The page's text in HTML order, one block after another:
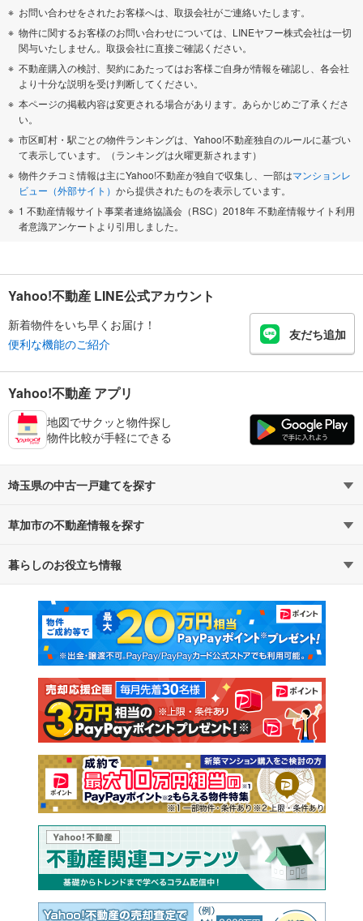
お問い合わせをされたお客様へは、取扱会社がご連絡いたします。
物件に関するお客様のお問い合わせについては、LINEヤフー株式会社は一切
関与いたしません。取扱会社に直接ご確認ください。
不動産購入の検討、契約にあたってはお客様ご自身が情報を確認し、各会社
より十分な説明を受け判断してください。
本ページの掲載内容は変更される場合があります。あらかじめご了承くださ
い。
市区町村・駅ごとの物件ランキングは、Yahoo!不動産独自のルールに基づい
て表示しています。（ランキングは火曜更新されます）
物件クチコミ情報は主にYahoo!不動産が独自で収集し、一部はマンションレ
ビュー（外部サイト） から提供されたものを表示しています。
1 不動産情報サイト事業者連絡協議会（RSC）2018年 不動産情報サイト利用
者意識アンケートより引用しました。
Yahoo!不動産 LINE公式アカウント
新着物件をいち早くお届け！
便利な機能のご紹介
友だち追加
Yahoo!不動産 アプリ
地図でサクッと物件探し
物件比較が手軽にできる
埼玉県の中古一戸建てを探す
路線・駅から探す
通勤・通学時間から探す
草加市の不動産情報を探す
不動産・住宅
新築マンション 中古マンション
新築一戸建て 中古一戸建て
注文住宅 土地
売却査定
暮らしのお役立ち情報
マンションカタログ 教えて！住まいの先生